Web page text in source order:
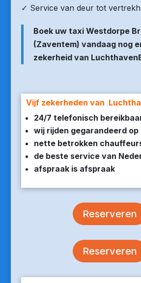
✓ Service van deur tot
Boek uw taxi Westdorpe
(Zaventem) vandaag nog
zekerheid van
Vijf zekerheden van
24/7 telefonisch
wij rijden gegarandeerd op
nette betrokken
de beste service van
afspraak is afspraak
Reserveren
Reserveren